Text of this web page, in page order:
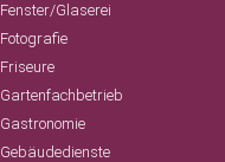
Fenster/Glaserei
Fotografie
Friseure
Gartenfachbetrieb
Gastronomie
Gebäudedienste